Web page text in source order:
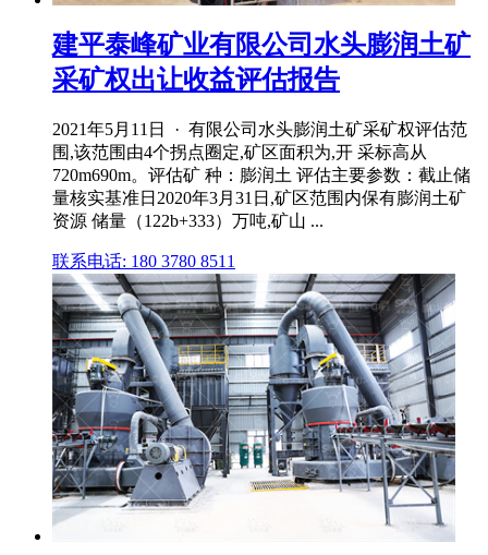
建平泰峰矿业有限公司水头膨润土矿
采矿权出让收益评估报告
2021年5月11日 · 有限公司水头膨润土矿采矿权评估范
围,该范围由4个拐点圈定,矿区面积为,开 采标高从
720m690m。评估矿 种：膨润土 评估主要参数：截止储
量核实基准日2020年3月31日,矿区范围内保有膨润土矿
资源 储量（122b+333）万吨,矿山 ...
联系电话: 180 3780 8511